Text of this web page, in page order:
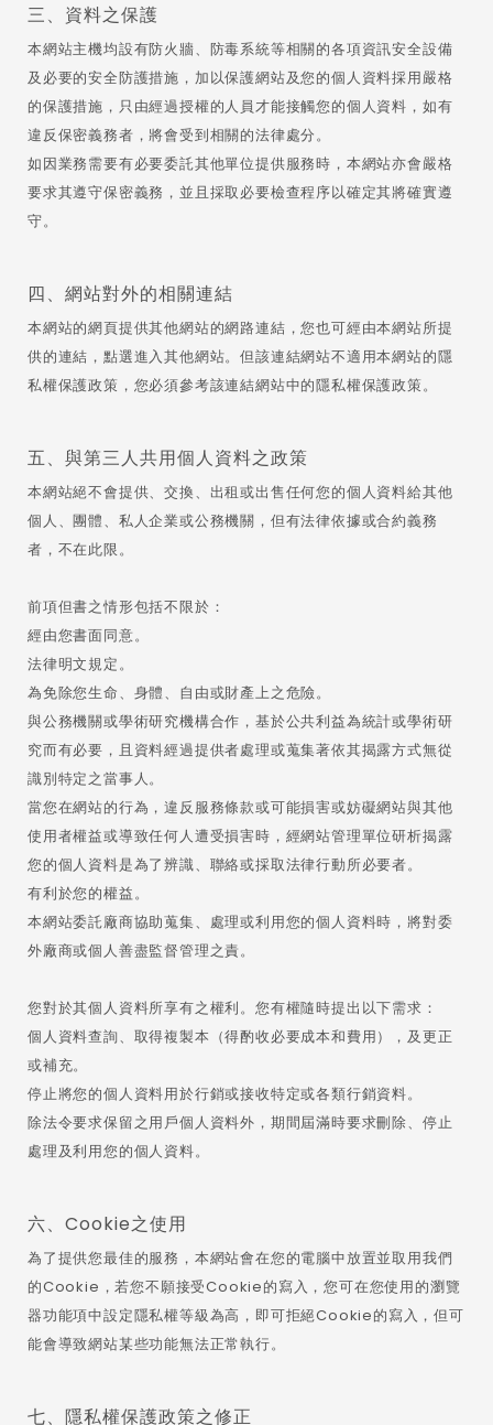
三、資料之保護
本網站主機均設有防火牆、防毒系統等相關的各項資訊安全設備
及必要的安全防護措施，加以保護網站及您的個人資料採用嚴格
的保護措施，只由經過授權的人員才能接觸您的個人資料，如有
違反保密義務者，將會受到相關的法律處分。
如因業務需要有必要委託其他單位提供服務時，本網站亦會嚴格
要求其遵守保密義務，並且採取必要檢查程序以確定其將確實遵
守。
四、網站對外的相關連結
本網站的網頁提供其他網站的網路連結，您也可經由本網站所提
供的連結，點選進入其他網站。但該連結網站不適用本網站的隱
私權保護政策，您必須參考該連結網站中的隱私權保護政策。
五、與第三人共用個人資料之政策
本網站絕不會提供、交換、出租或出售任何您的個人資料給其他
個人、團體、私人企業或公務機關，但有法律依據或合約義務
者，不在此限。
前項但書之情形包括不限於：
經由您書面同意。
法律明文規定。
為免除您生命、身體、自由或財產上之危險。
與公務機關或學術研究機構合作，基於公共利益為統計或學術研
究而有必要，且資料經過提供者處理或蒐集著依其揭露方式無從
識別特定之當事人。
當您在網站的行為，違反服務條款或可能損害或妨礙網站與其他
使用者權益或導致任何人遭受損害時，經網站管理單位研析揭露
您的個人資料是為了辨識、聯絡或採取法律行動所必要者。
有利於您的權益。
本網站委託廠商協助蒐集、處理或利用您的個人資料時，將對委
外廠商或個人善盡監督管理之責。
您對於其個人資料所享有之權利。您有權隨時提出以下需求：
個人資料查詢、取得複製本（得酌收必要成本和費用），及更正
或補充。
停止將您的個人資料用於行銷或接收特定或各類行銷資料。
除法令要求保留之用戶個人資料外，期間屆滿時要求刪除、停止
處理及利用您的個人資料。
六、Cookie之使用
為了提供您最佳的服務，本網站會在您的電腦中放置並取用我們
的Cookie，若您不願接受Cookie的寫入，您可在您使用的瀏覽
器功能項中設定隱私權等級為高，即可拒絕Cookie的寫入，但可
能會導致網站某些功能無法正常執行。
七、隱私權保護政策之修正